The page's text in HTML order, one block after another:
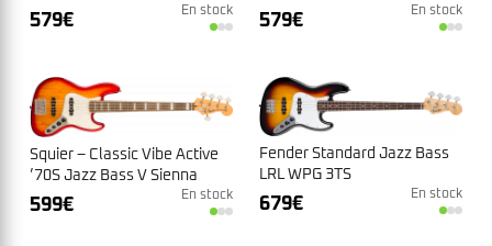
579€ En stock 579€ En stock
Squier – Classic Vibe Active
’70S Jazz Bass V Sienna
Sunburst
599€ En stock
Fender Standard Jazz Bass
LRL WPG 3TS
679€ En stock